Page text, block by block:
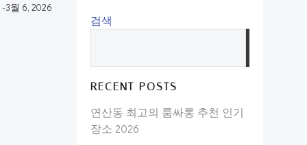
-3월 6, 2026
검색
RECENT POSTS
연산동 최고의 룸싸롱 추천 인기
장소 2026